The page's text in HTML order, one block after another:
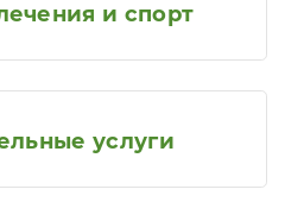
и спорт
услуги